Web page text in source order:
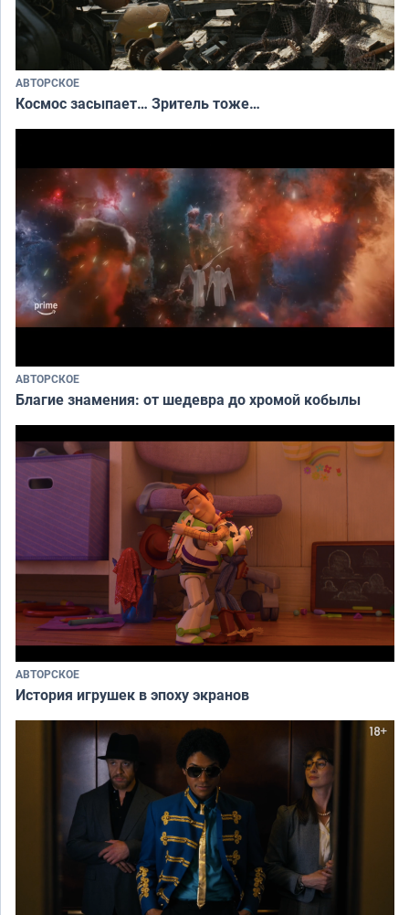
АВТОРСКОЕ
Космос засыпает… Зритель тоже…
АВТОРСКОЕ
Благие знамения: от шедевра до хромой кобылы
АВТОРСКОЕ
История игрушек в эпоху экранов